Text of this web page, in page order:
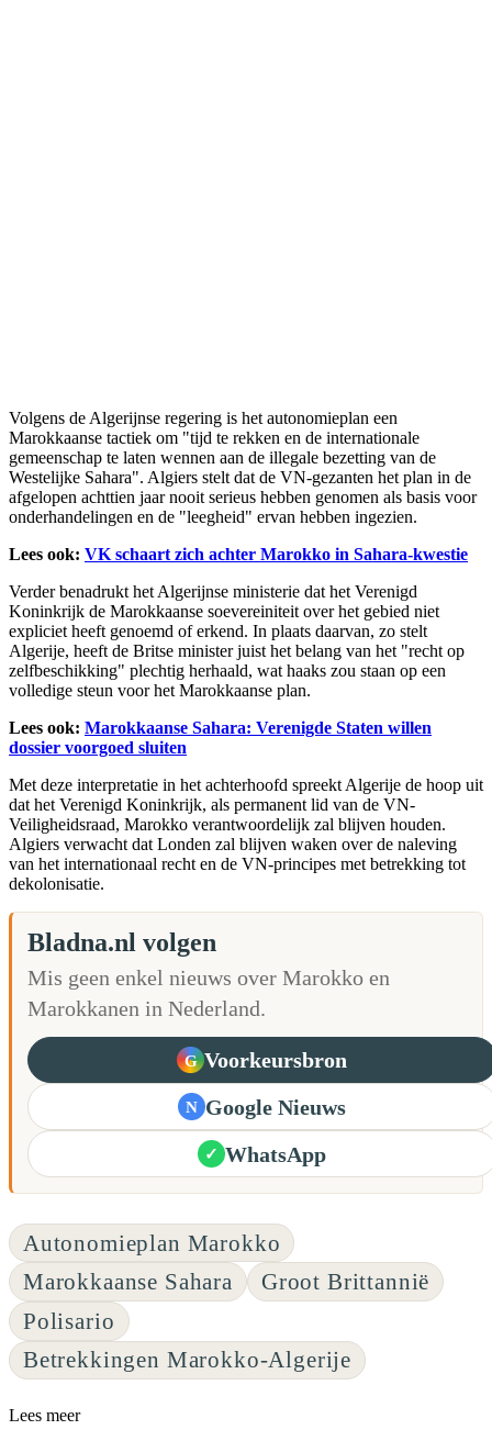
Volgens de Algerijnse regering is het autonomieplan een
Marokkaanse tactiek om "tijd te rekken en de internationale
gemeenschap te laten wennen aan de illegale bezetting van de
Westelijke Sahara". Algiers stelt dat de VN-gezanten het plan in de
afgelopen achttien jaar nooit serieus hebben genomen als basis voor
onderhandelingen en de "leegheid" ervan hebben ingezien.
Lees ook: VK schaart zich achter Marokko in Sahara-kwestie
Verder benadrukt het Algerijnse ministerie dat het Verenigd
Koninkrijk de Marokkaanse soevereiniteit over het gebied niet
expliciet heeft genoemd of erkend. In plaats daarvan, zo stelt
Algerije, heeft de Britse minister juist het belang van het "recht op
zelfbeschikking" plechtig herhaald, wat haaks zou staan op een
volledige steun voor het Marokkaanse plan.
Lees ook: Marokkaanse Sahara: Verenigde Staten willen
dossier voorgoed sluiten
Met deze interpretatie in het achterhoofd spreekt Algerije de hoop uit
dat het Verenigd Koninkrijk, als permanent lid van de VN-
Veiligheidsraad, Marokko verantwoordelijk zal blijven houden.
Algiers verwacht dat Londen zal blijven waken over de naleving
van het internationaal recht en de VN-principes met betrekking tot
dekolonisatie.
Bladna.nl volgen
Mis geen enkel nieuws over Marokko en
Marokkanen in Nederland.
G Voorkeursbron
N Google Nieuws
✓ WhatsApp
Autonomieplan Marokko
Marokkaanse Sahara
Groot Brittannië
Polisario
Betrekkingen Marokko-Algerije
Lees meer